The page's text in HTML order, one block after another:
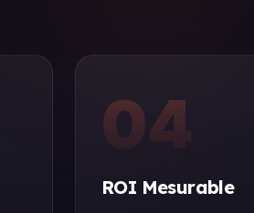
04
ROI Mesurable